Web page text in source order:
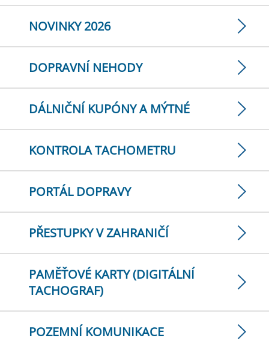
NOVINKY 2026
DOPRAVNÍ NEHODY
DÁLNIČNÍ KUPÓNY A MÝTNÉ
KONTROLA TACHOMETRU
PORTÁL DOPRAVY
PŘESTUPKY V ZAHRANIČÍ
PAMĚŤOVÉ KARTY (DIGITÁLNÍ
TACHOGRAF)
POZEMNÍ KOMUNIKACE